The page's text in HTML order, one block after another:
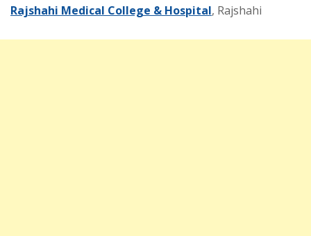
Rajshahi Medical College & Hospital, Rajshahi